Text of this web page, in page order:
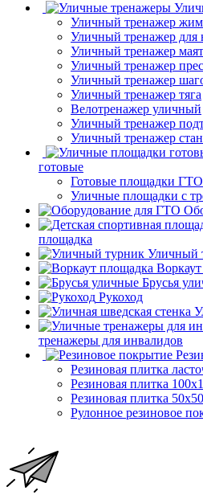
Уличный тренажер жим
Уличный тренажер для
Уличный тренажер
Уличный тренажер
Уличный тренажер
Уличный тренажер тяга
Велотренажер уличный
Уличный тренажер
Уличный тренажер
готовые
Готовые площадки ГТО
Уличные площадки с
площадка
Уличный
Брусья
Рукоход
тренажеры для инвалидов
Резиновая плитка
Резиновая плитка
Резиновая плитка
Рулонное резиновое